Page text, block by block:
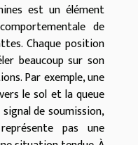
est un élément
de
Chaque position
beaucoup sur son
Par exemple, une
le sol et la queue
de soumission,
pas une